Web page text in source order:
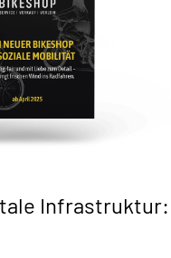
Infrastruktur: